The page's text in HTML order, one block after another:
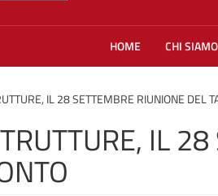
HOME CHI SIAMO
IL 28 SETTEMBRE RIUNIONE DEL
IL